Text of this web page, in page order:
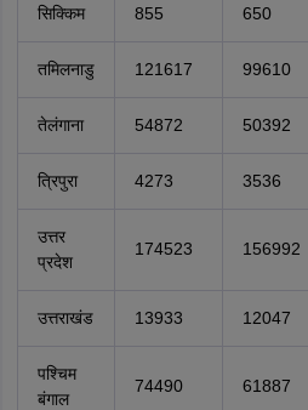
सिक्किम 855 650
तमिलनाडु 121617 99610
तेलंगाना 54872 50392
त्रिपुरा 4273 3536
उत्तर
प्रदेश
174523 156992
उत्तराखंड 13933 12047
पश्चिम
बंगाल
74490 61887